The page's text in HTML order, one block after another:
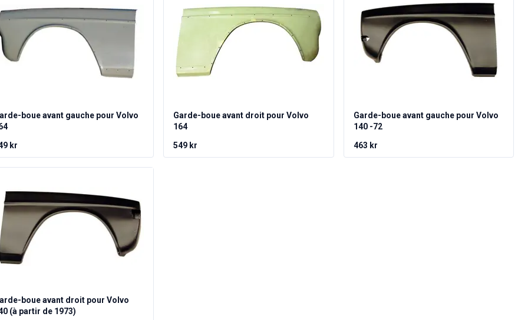
boue avant gauche pour Volvo
kr
Garde-boue avant droit pour Volvo
164
549 kr
Garde-boue avant gauche pour Volvo
140 -72
463 kr
boue avant droit pour Volvo
(à partir de 1973)